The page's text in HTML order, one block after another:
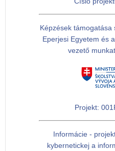
Képzések támogatása
Eperjesi Egyetem és
vezető
Projekt:
Informácie -
kybernetickej a